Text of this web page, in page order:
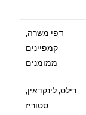
דפי משרה,
קמפיינים
ממומנים
רילס, לינקדאין,
סטוריז